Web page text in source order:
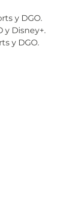
y DGO.
y Disney+.
y DGO.